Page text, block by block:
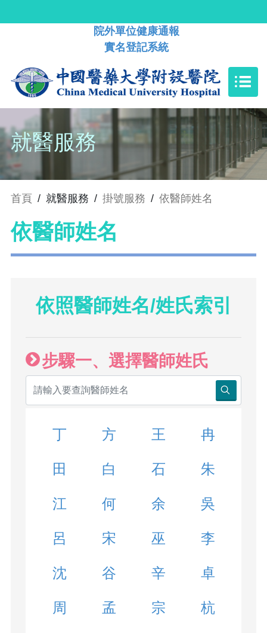
院外單位健康通報
實名登記系統
就醫服務
首頁 / 就醫服務 / 掛號服務 / 依醫師姓名
依醫師姓名
依照醫師姓名/姓氏索引
步驟一、選擇醫師姓氏
丁 方 王 冉
田 白 石 朱
江 何 余 吳
呂 宋 巫 李
沈 谷 辛 卓
周 孟 宗 杭